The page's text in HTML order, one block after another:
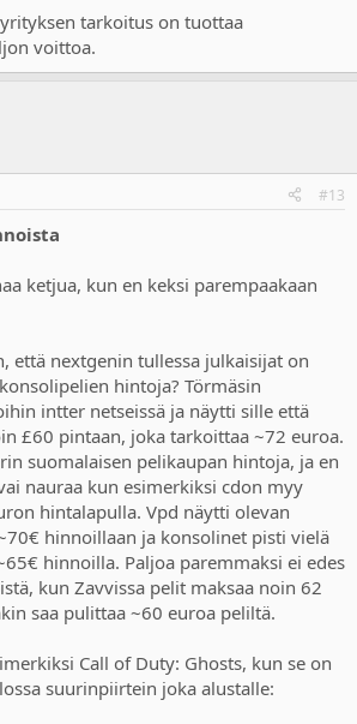
tarkoitus on tuottaa
voittoa.
#13
ketjua, kun en keksi parempaakaan
että nextgenin tullessa julkaisijat on
hintoja? Törmäsin
intter netseissä ja näytti sille että
£60 pintaan, joka tarkoittaa ~72 euroa.
suomalaisen pelikaupan hintoja, ja en
nauraa kun esimerkiksi cdon myy
hintalapulla. Vpd näytti olevan
hinnoillaan ja konsolinet pisti vielä
hinnoilla. Paljoa paremmaksi ei edes
kun Zavvissa pelit maksaa noin 62
saa pulittaa ~60 euroa peliltä.
Call of Duty: Ghosts, kun se on
suurinpiirtein joka alustalle: